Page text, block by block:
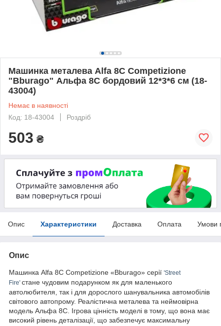
Машинка металева Alfa 8C Competizione
"Bburago" Альфа 8С бордовий 12*3*6 см (18-
43004)
Немає в наявності
Код: 18-43004
Роздріб
503 ₴
Опис Характеристики Доставка Оплата Умови
Опис
Машинка Alfa 8C Competizione «Bburago» серії 'Street
Fire' стане чудовим подарунком як для маленького
автолюбителя, так і для дорослого шанувальника автомобілів
світового автопрому. Реалістична металева та неймовірна
модель Альфа 8С. Ігрова цінність моделі в тому, що вона має
високий рівень деталізації, що забезпечує максимальну